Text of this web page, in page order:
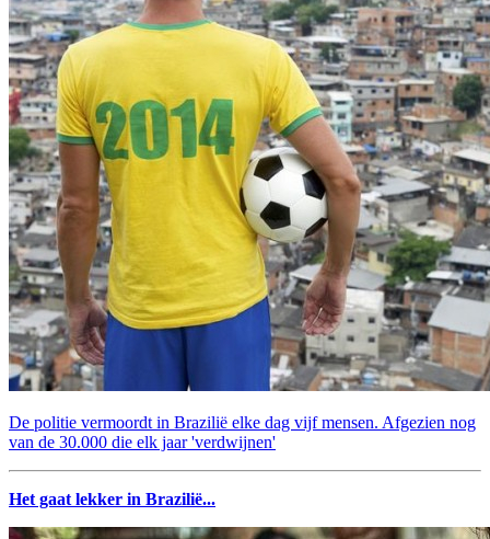
De politie vermoordt in Brazilië elke dag vijf mensen. Afgezien nog
van de 30.000 die elk jaar 'verdwijnen'
Het gaat lekker in Brazilië...